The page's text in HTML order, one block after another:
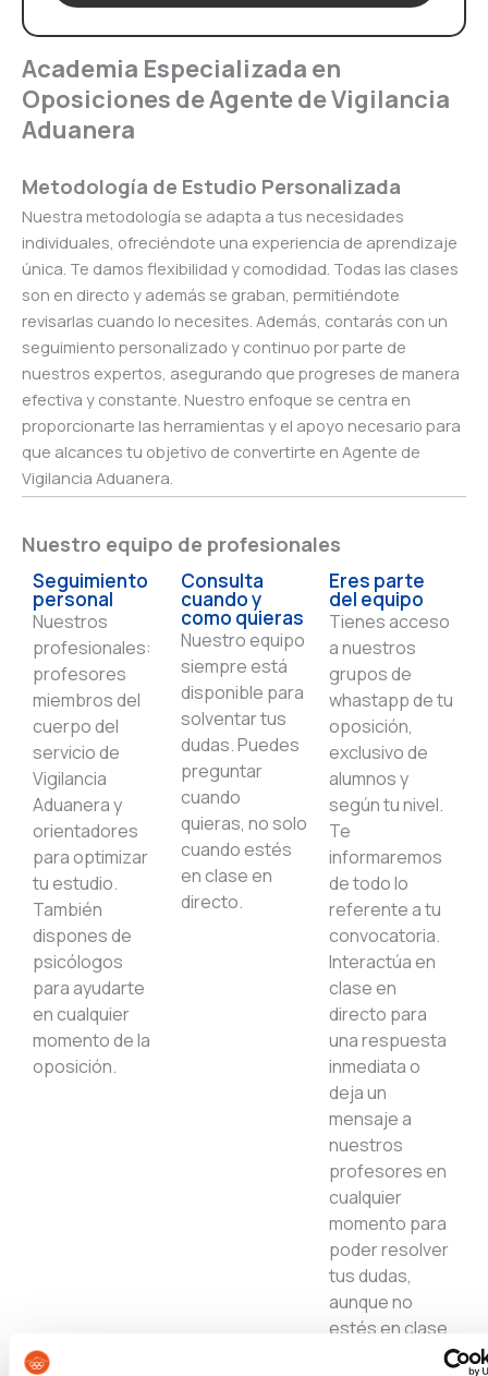
Academia Especializada en
Oposiciones de Agente de Vigilancia
Aduanera
Metodología de Estudio Personalizada
Nuestra metodología se adapta a tus necesidades
individuales, ofreciéndote una experiencia de aprendizaje
única. Te damos flexibilidad y comodidad. Todas las clases
son en directo y además se graban, permitiéndote
revisarlas cuando lo necesites. Además, contarás con un
seguimiento personalizado y continuo por parte de
nuestros expertos, asegurando que progreses de manera
efectiva y constante. Nuestro enfoque se centra en
proporcionarte las herramientas y el apoyo necesario para
que alcances tu objetivo de convertirte en Agente de
Vigilancia Aduanera.
Nuestro equipo de profesionales
Seguimiento
personal
Nuestros
profesionales:
profesores
miembros del
cuerpo del
servicio de
Vigilancia
Aduanera y
orientadores
para optimizar
tu estudio.
También
dispones de
psicólogos
para ayudarte
en cualquier
momento de la
oposición.
Consulta
cuando y
como quieras
Nuestro equipo
siempre está
disponible para
solventar tus
dudas. Puedes
preguntar
cuando
quieras, no solo
cuando estés
en clase en
directo.
Eres parte
del equipo
Tienes acceso
a nuestros
grupos de
whastapp de tu
oposición,
exclusivo de
alumnos y
según tu nivel.
Te
informaremos
de todo lo
referente a tu
convocatoria.
Interactúa en
clase en
directo para
una respuesta
inmediata o
deja un
mensaje a
nuestros
profesores en
cualquier
momento para
poder resolver
tus dudas,
aunque no
estés en clase.
¡Escríbenos!